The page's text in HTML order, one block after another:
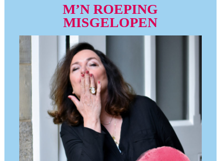
M’N ROEPING
MISGELOPEN